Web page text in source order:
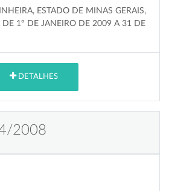
ESTADO DE MINAS GERAIS,
DE 1º DE JANEIRO DE 2009 A 31 DE
DETALHES
4/2008